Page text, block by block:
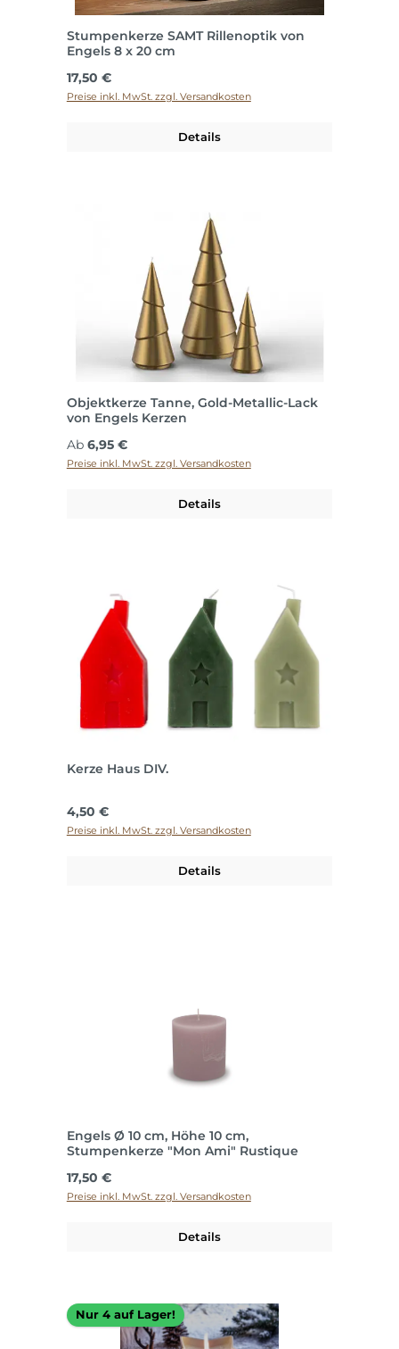
Stumpenkerze SAMT Rillenoptik von
Engels 8 x 20 cm
Regulärer Preis:
17,50 €
Preise inkl. MwSt. zzgl. Versandkosten
Details
Objektkerze Tanne, Gold-Metallic-Lack
von Engels Kerzen
Regulärer Preis:
Ab 6,95 €
Preise inkl. MwSt. zzgl. Versandkosten
Details
Kerze Haus DIV.
Regulärer Preis:
4,50 €
Preise inkl. MwSt. zzgl. Versandkosten
Details
Engels Ø 10 cm, Höhe 10 cm,
Stumpenkerze "Mon Ami" Rustique
Regulärer Preis:
17,50 €
Preise inkl. MwSt. zzgl. Versandkosten
Details
Nur 4 auf Lager!